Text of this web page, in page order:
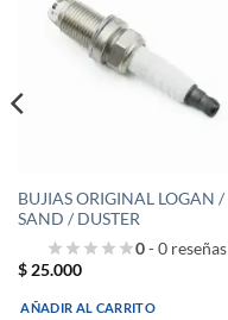
BUJIAS ORIGINAL LOGAN /
SAND / DUSTER
0- 0 reseñas
$25.000
AÑADIR AL CARRITO